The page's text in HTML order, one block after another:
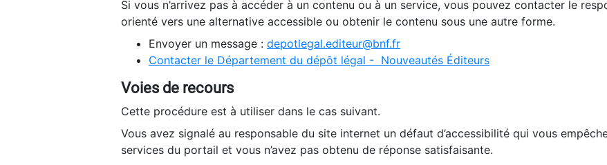
Si vous n’arrivez pas à accéder à un contenu ou à un service, vous pouvez contacter le
orienté vers une alternative accessible ou obtenir le contenu sous une autre forme.
Envoyer un message : depotlegal.editeur@bnf.fr
Contacter le Département du dépôt légal - Nouveautés Éditeurs
Voies de recours
Cette procédure est à utiliser dans le cas suivant.
Vous avez signalé au responsable du site internet un défaut d’accessibilité qui vous
services du portail et vous n’avez pas obtenu de réponse satisfaisante.